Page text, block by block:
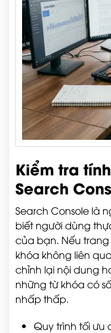
Kiểm tra
Search
Search Console là
biết người dùng
của bạn. Nếu
khóa không liên
chỉnh lại nội dung
những từ khóa có
nhấp thấp.
Quy trình tối ưu